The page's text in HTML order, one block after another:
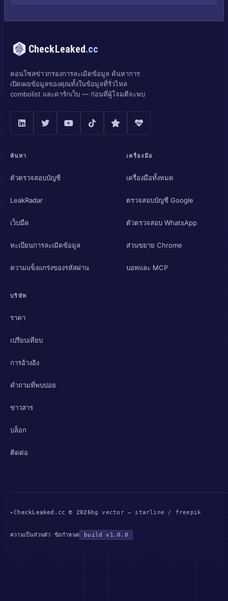
CheckLeaked.cc
คอนโซลข่าวกรองการละเมิดข้อมูล ค้นหาการ
เปิดเผยข้อมูลของคุณทั้งในข้อมูลที่รั่วไหล
combolist และดาร์กเว็บ — ก่อนที่ผู้โจมตีจะพบ
ค้นหา
ตัวตรวจสอบบัญชี
LeakRadar
เว็บมืด
ทะเบียนการละเมิดข้อมูล
ความแข็งแกร่งของรหัสผ่าน
เครื่องมือ
เครื่องมือทั้งหมด
ตรวจสอบบัญชี Google
ตัวตรวจสอบ WhatsApp
ส่วนขยาย Chrome
บอทและ MCP
บริษัท
ราคา
เปรียบเทียบ
การอ้างอิง
คำถามที่พบบ่อย
ข่าวสาร
บล็อก
ติดต่อ
▸CheckLeaked.cc © 2026 bg vector — starline / freepik
ความเป็นส่วนตัว · ข้อกำหนด build v1.0.0